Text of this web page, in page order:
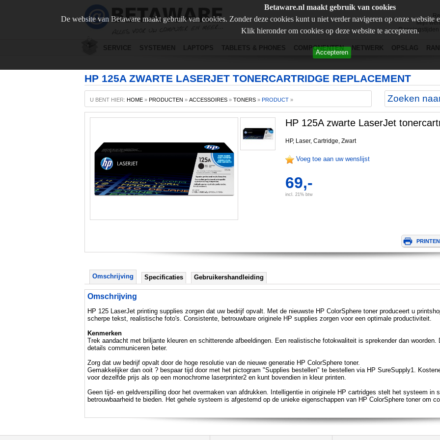
Betaware.nl maakt gebruik van cookies
De website van Betaware maakt gebruik van cookies. Zonder deze cookies kunt u niet verder navigeren op onze website
Klik hieronder om cookies op deze website te accepteren.
Accepteren
Mijn
Openingstijden
SERVICE SYSTEMEN LAPTOPS TABLETS & PHONES COMPONENTEN NETWERK OPSLAG
HP 125A ZWARTE LASERJET TONERCARTRIDGE REPLACEMENT
U BENT HIER: HOME » PRODUCTEN » ACCESSOIRES » TONERS » PRODUCT »
HP 125A zwarte LaserJet
HP, Laser, Cartridge, Zwart
Voeg toe aan uw wenslijst
69,-
incl. 21% btw
Omschrijving Specificaties Gebruikershandleiding
Omschrijving
HP 125 LaserJet printing supplies zorgen dat uw bedrijf opvalt. Met de nieuwste HP ColorSphere toner produceert u
scherpe tekst, realistische foto's. Consistente, betrouwbare originele HP supplies zorgen voor een optimale productiviteit.
Kenmerken
Trek aandacht met briljante kleuren en schitterende afbeeldingen. Een realistische fotokwaliteit is sprekender dan
details communiceren beter.
Zorg dat uw bedrijf opvalt door de hoge resolutie van de nieuwe generatie HP ColorSphere toner.
Gemakkelijker dan ooit ? bespaar tijd door met het pictogram "Supplies bestellen" te bestellen via HP SureSupply1.
voor dezelfde prijs als op een monochrome laserprinter2 en kunt bovendien in kleur printen.
Geen tijd- en geldverspilling door het overmaken van afdrukken. Intelligentie in originele HP cartridges stelt het systeem in
betrouwbaarheid te bieden. Het gehele systeem is afgestemd op de unieke eigenschappen van HP ColorSphere toner om